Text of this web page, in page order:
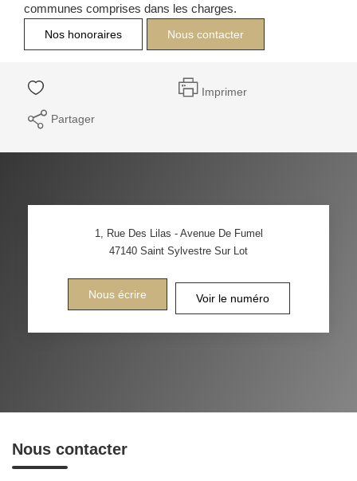
communes comprises dans les charges.
Nos honoraires Nous contacter
Imprimer
Partager
1, Rue Des Lilas - Avenue De Fumel
47140 Saint Sylvestre Sur Lot
Nous écrire Voir le numéro
Nous contacter